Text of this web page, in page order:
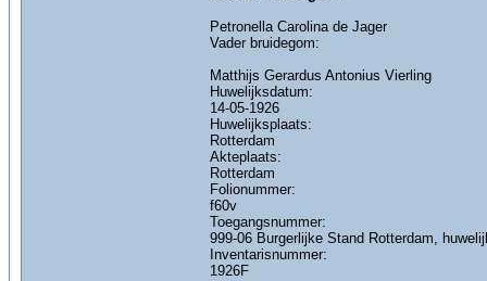
Petronella Carolina de Jager
Vader bruidegom:
Matthijs Gerardus Antonius Vierling
Huwelijksdatum:
14-05-1926
Huwelijksplaats:
Rotterdam
Akteplaats:
Rotterdam
Folionummer:
f60v
Toegangsnummer:
999-06 Burgerlijke Stand Rotterdam,
Inventarisnummer:
1926F